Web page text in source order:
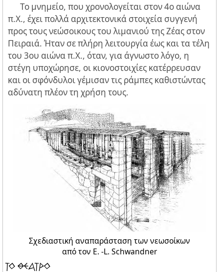
Το μνημείο, που χρονολογείται στον 4ο αιώνα
π.Χ., έχει πολλά αρχιτεκτονικά στοιχεία συγγενή
προς τους νεώσοικους του λιμανιού της Ζέας στον
Πειραιά. Ήταν σε πλήρη λειτουργία έως και τα τέλη
του 3ου αιώνα π.Χ., όταν, για άγνωστο λόγο, η
στέγη υποχώρησε, οι κιονοστοιχίες κατέρρευσαν
και οι σφόνδυλοι γέμισαν τις ράμπες καθιστώντας
αδύνατη πλέον τη χρήση τους.
Σχεδιαστική αναπαράσταση των νεωσοίκων
από τον E. -L. Schwandner
ΤΟ ΘΕΑΤΡΟ